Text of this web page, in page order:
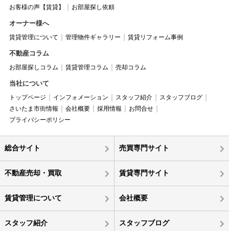
お客様の声【賃貸】
お部屋探し依頼
オーナー様へ
賃貸管理について 管理物件ギャラリー 賃貸リフォーム事例
不動産コラム
お部屋探しコラム 賃貸管理コラム 売却コラム
当社について
トップページ インフォメーション スタッフ紹介
スタッフブログ
さいたま市街情報
会社概要 採用情報
お問合せ
プライバシーポリシー
総合サイト 売買専門サイト
不動産売却・買取 賃貸専門サイト
賃貸管理について 会社概要
スタッフ紹介 スタッフブログ